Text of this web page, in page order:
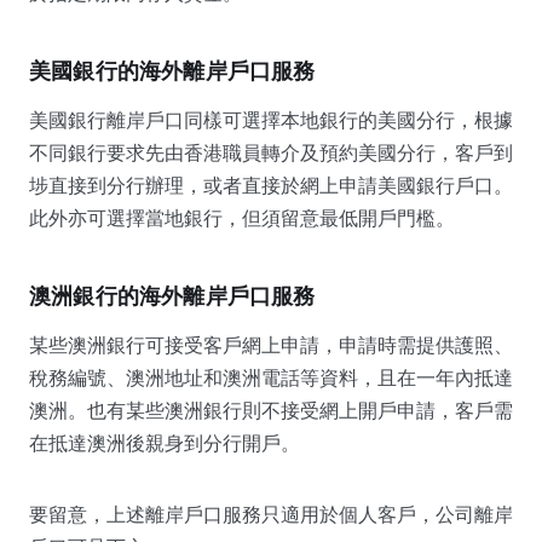
美國銀行的海外離岸戶口服務
美國銀行離岸戶口同樣可選擇本地銀行的美國分行，根據
不同銀行要求先由香港職員轉介及預約美國分行，客戶到
埗直接到分行辦理，或者直接於網上申請美國銀行戶口。
此外亦可選擇當地銀行，但須留意最低開戶門檻。
澳洲銀行的海外離岸戶口服務
某些澳洲銀行可接受客戶網上申請，申請時需提供護照、
稅務編號、澳洲地址和澳洲電話等資料，且在一年內抵達
澳洲。也有某些澳洲銀行則不接受網上開戶申請，客戶需
在抵達澳洲後親身到分行開戶。
要留意，上述離岸戶口服務只適用於個人客戶，公司離岸